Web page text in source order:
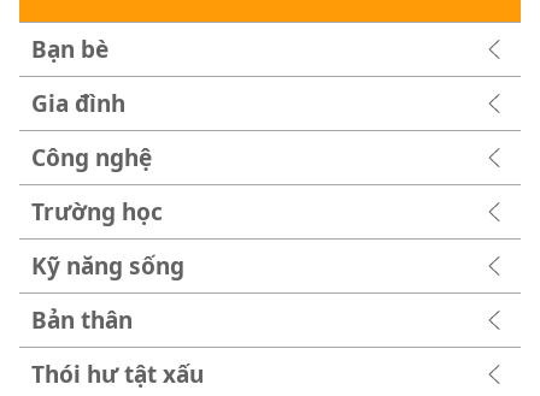
Bạn bè
Gia đình
Công nghệ
Trường học
Kỹ năng sống
Bản thân
Thói hư tật xấu